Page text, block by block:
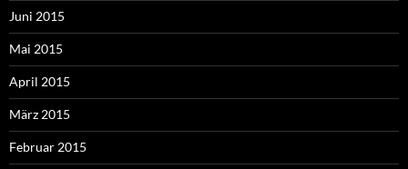
Juni 2015
Mai 2015
April 2015
März 2015
Februar 2015